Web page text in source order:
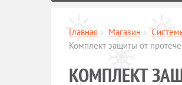
Главная › Магазин ›
Комплект защиты от
КОМПЛЕКТ